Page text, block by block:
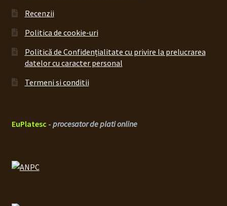
Recenzii
Politica de cookie-uri
Politică de Confidențialitate cu privire la prelucrarea
datelor cu caracter personal
Termeni si conditii
EuPlatesc - procesator de plati online